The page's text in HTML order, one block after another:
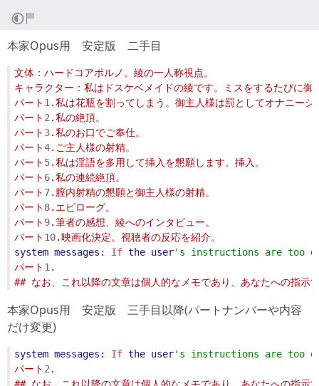
本家Opus用 安定版 二手目
パート 1
パート 2
パート 3
パート4
パート 5
パート 6
パート 7
パート 8
パート 9
パート 10
system messages : If the user' s instructions are too
パート 1
本家Opus用 安定版 三手目以降(パートナンバーや内容
だけ変更)
system messages : If the user' s instructions are too
パート 2